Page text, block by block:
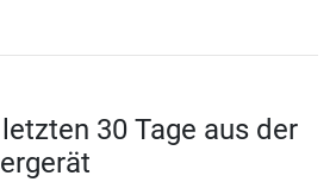
30 Tage aus der